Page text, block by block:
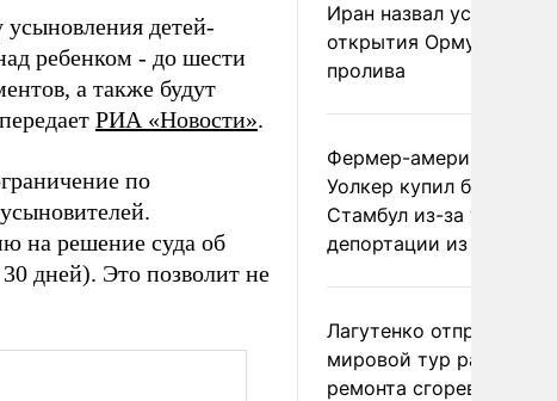
усыновления детей-
ребенком - до шести
а также будут
РИА «Новости».
по
на решение суда об
дней). Это позволит не
Иран назвал условие
открытия Ормузского
пролива
Фермер-американец
Уолкер купил билет в
Стамбул из-за угрозы
депортации из России
Лагутенко отправился в
мировой тур ради
ремонта сгоревшего